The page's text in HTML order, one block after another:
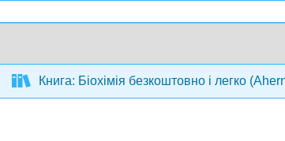
Книга: Біохімія безкоштовно і легко